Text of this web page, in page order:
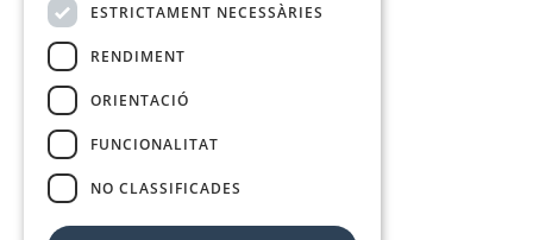
ESTRICTAMENT NECESSÀRIES
RENDIMENT
ORIENTACIÓ
FUNCIONALITAT
NO CLASSIFICADES